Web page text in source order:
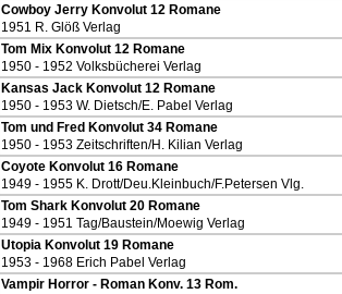
Cowboy Jerry Konvolut 12 Romane
1951 R. Glöß Verlag
Tom Mix Konvolut 12 Romane
1950 - 1952 Volksbücherei Verlag
Kansas Jack Konvolut 12 Romane
1950 - 1953 W. Dietsch/E. Pabel Verlag
Tom und Fred Konvolut 34 Romane
1950 - 1953 Zeitschriften/H. Kilian Verlag
Coyote Konvolut 16 Romane
1949 - 1955 K. Drott/Deu.Kleinbuch/F.Petersen Vlg.
Tom Shark Konvolut 20 Romane
1949 - 1951 Tag/Baustein/Moewig Verlag
Utopia Konvolut 19 Romane
1953 - 1968 Erich Pabel Verlag
Vampir Horror - Roman Konv. 13 Rom.